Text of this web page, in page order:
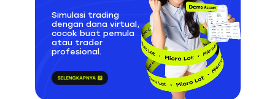
Simulasi trading
dengan dana virtual,
cocok buat pemula
atau trader
profesional.